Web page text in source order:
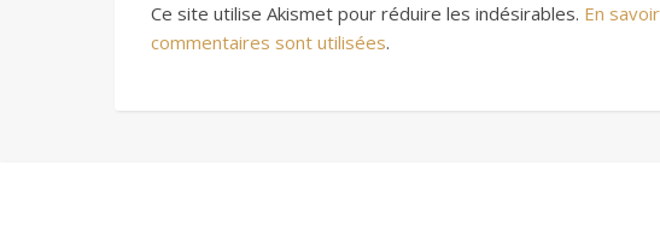
Ce site utilise Akismet pour réduire les indésirables. En
commentaires sont utilisées.